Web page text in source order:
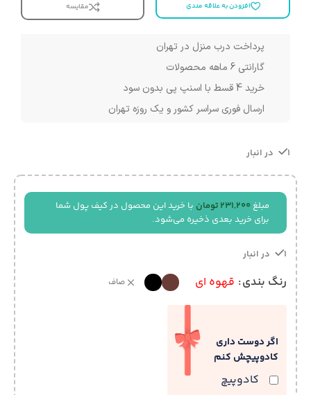
افزودن به علاقه مندی مقایسه
پرداخت درب منزل در تهران
گارانتی 6 ماهه محصولات
خرید 4 قسط با اسنپ پی بدون سود
ارسال فوری سراسر کشور و یک روزه تهران
1 در انبار
مبلغ 231,200 تومان با خرید این محصول در کیف پول شما
برای خرید بعدی ذخیره می‌شود.
1 در انبار
رنگ بندی قهوه ای صاف
اگر دوست داری
کادوپیچش کنم
کادوپیچ